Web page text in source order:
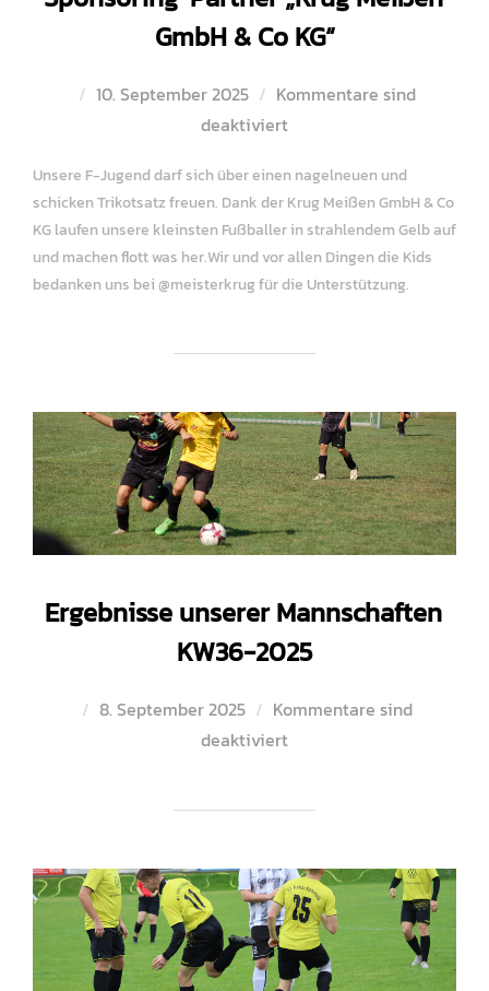
GmbH & Co KG“
Veröffentlicht
10. September 2025
Kommentare sind
deaktiviert
Unsere F-Jugend darf sich über einen nagelneuen und
schicken Trikotsatz freuen. Dank der Krug Meißen GmbH & Co
KG laufen unsere kleinsten Fußballer in strahlendem Gelb auf
und machen flott was her.Wir und vor allen Dingen die Kids
bedanken uns bei @meisterkrug für die Unterstützung.
Ergebnisse unserer Mannschaften
KW36-2025
Veröffentlicht
8. September 2025
Kommentare sind
deaktiviert